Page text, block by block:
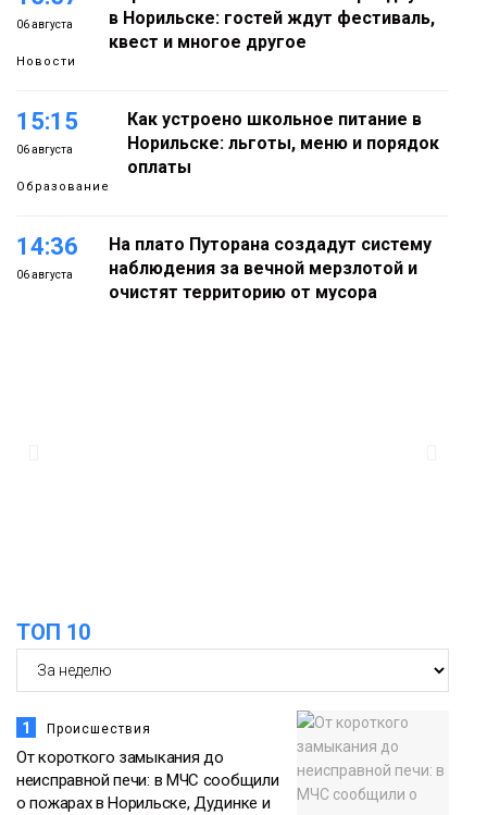
06 августа
Новости
в Норильске: гостей ждут фестиваль,
квест и многое другое
15:15
06 августа
Образование
Как устроено школьное питание в
Норильске: льготы, меню и порядок
оплаты
14:36
06 августа
На плато Путорана создадут систему
наблюдения за вечной мерзлотой и
очистят территорию от мусора
12:25
06 августа
Медиакомпании
списке городов, откуда приехали
норильчане
ТОП 10
1 Происшествия
От короткого замыкания до
неисправной печи: в МЧС сообщили
о пожарах в Норильске, Дудинке и